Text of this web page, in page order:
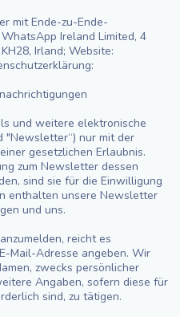
mit Ende-zu-Ende-
Ireland Limited, 4
Irland; Website:
und weitere elektronische
"Newsletter“) nur mit der
gesetzlichen Erlaubnis.
zum Newsletter dessen
sind sie für die Einwilligung
enthalten unsere Newsletter
und uns.
reicht es
Mail-Adresse angeben. Wir
zwecks persönlicher
Angaben, sofern diese für
sind, zu tätigen.